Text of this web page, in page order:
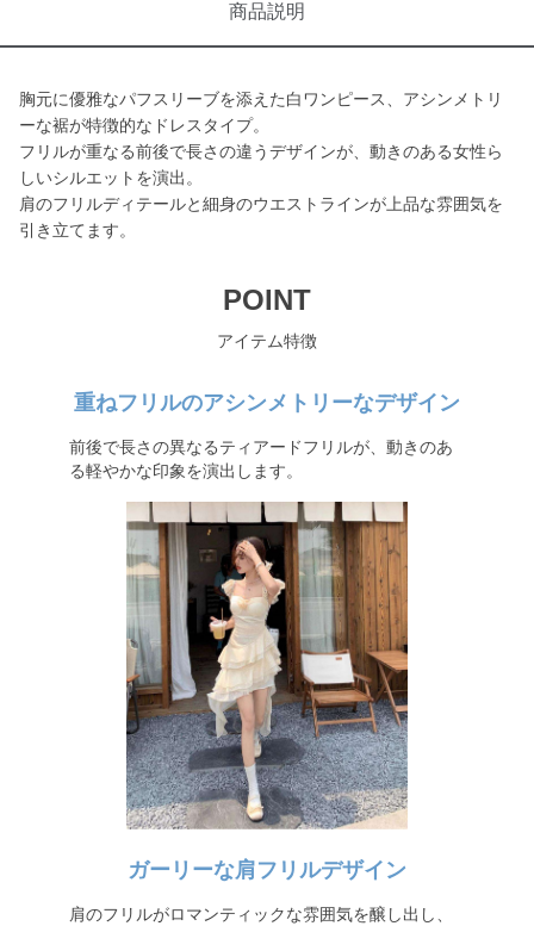
商品説明
胸元に優雅なパフスリーブを添えた白ワンピース、アシンメトリ
ーな裾が特徴的なドレスタイプ。
フリルが重なる前後で長さの違うデザインが、動きのある女性ら
しいシルエットを演出。
肩のフリルディテールと細身のウエストラインが上品な雰囲気を
引き立てます。
POINT
アイテム特徴
重ねフリルのアシンメトリーなデザイン
前後で長さの異なるティアードフリルが、動きのあ
る軽やかな印象を演出します。
ガーリーな肩フリルデザイン
肩のフリルがロマンティックな雰囲気を醸し出し、